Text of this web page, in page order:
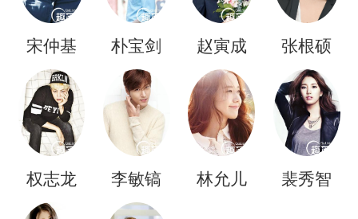
宋仲基 朴宝剑 赵寅成 张根硕
权志龙 李敏镐 林允儿 裴秀智